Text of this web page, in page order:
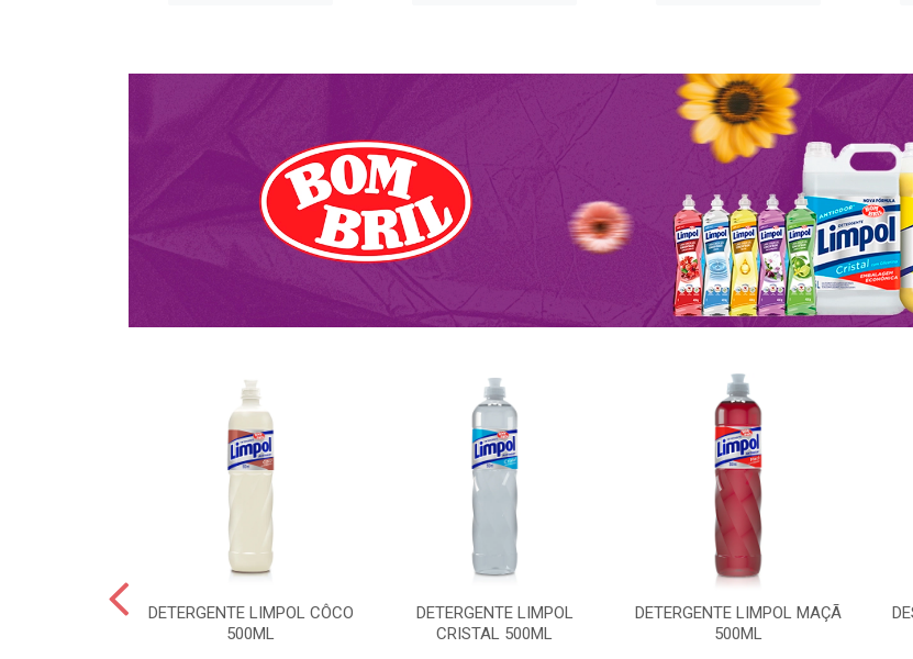
DETERGENTE LIMPOL CÔCO
500ML
DETERGENTE LIMPOL
CRISTAL 500ML
DETERGENTE LIMPOL MAÇÃ
500ML